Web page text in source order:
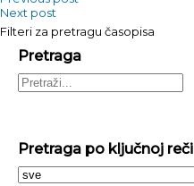
Next post
Filteri za pretragu časopisa
Pretraga
Pretraga po ključnoj reči